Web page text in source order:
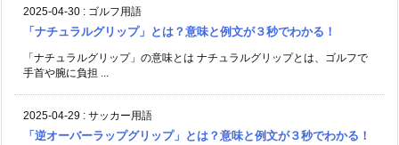
2025-04-30 : ゴルフ用語
「ナチュラルグリップ」とは？意味と例文が３秒でわかる！
「ナチュラルグリップ」の意味とは ナチュラルグリップとは、ゴルフで
手首や腕に負担 ...
2025-04-29 : サッカー用語
「逆オーバーラップグリップ」とは？意味と例文が３秒でわかる！